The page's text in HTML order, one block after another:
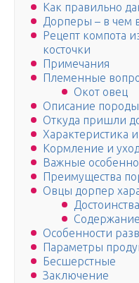
Как правильно
Дорперы – в чем
Рецепт компота
косточки
Примечания
Племенные
Окот овец
Описание
Откуда пришли
Характеристика
Кормление и уход
Важные
Преимущества
Овцы дорпер
Особенности
Параметры
Бесшерстные
Заключение